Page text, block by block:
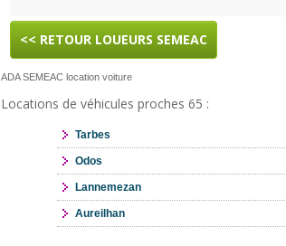
<< RETOUR LOUEURS SEMEAC
ADA SEMEAC location voiture
Locations de véhicules proches 65 :
Tarbes
Odos
Lannemezan
Aureilhan